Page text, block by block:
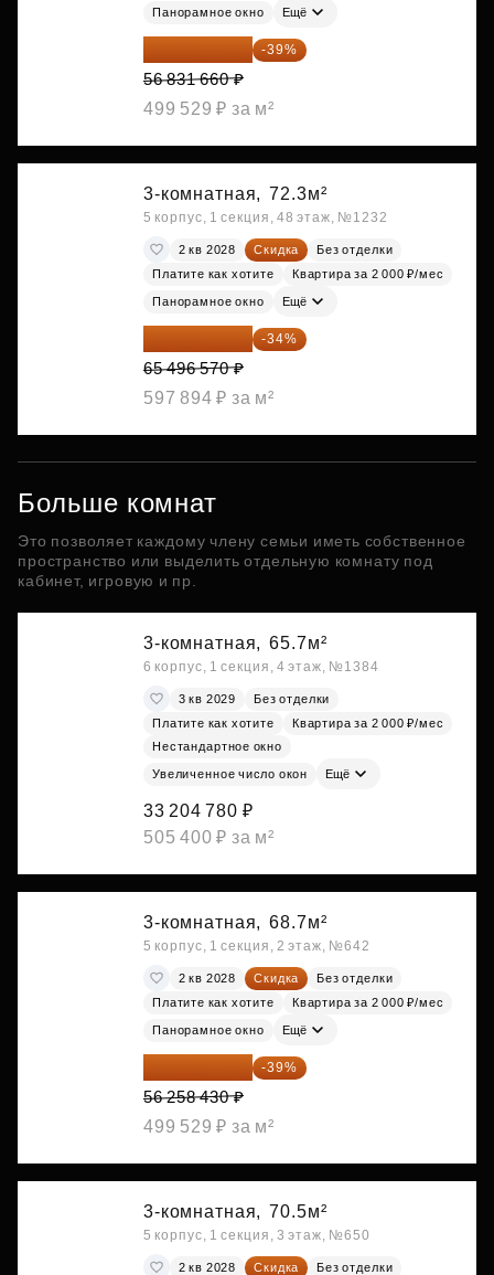
Панорамное окно Ещё
34 667 313 ₽ -39%
56 831 660 ₽
499 529 ₽ за м²
3-комнатная, 72.3м²
5 корпус, 1 секция, 48 этаж, №1232
2 кв 2028 Скидка
Без отделки
Платите как хотите
Квартира за 2 000 ₽/мес
Панорамное окно Ещё
43 227 736 ₽ -34%
65 496 570 ₽
597 894 ₽ за м²
Больше комнат
Это позволяет каждому члену семьи иметь собственное
пространство или выделить отдельную комнату под
кабинет, игровую и пр.
3-комнатная, 65.7м²
6 корпус, 1 секция, 4 этаж, №1384
3 кв 2029
Без отделки
Платите как хотите
Квартира за 2 000 ₽/мес
Нестандартное окно
Увеличенное число окон Ещё
33 204 780 ₽
505 400 ₽ за м²
3-комнатная, 68.7м²
5 корпус, 1 секция, 2 этаж, №642
2 кв 2028 Скидка
Без отделки
Платите как хотите
Квартира за 2 000 ₽/мес
Панорамное окно Ещё
34 317 642 ₽ -39%
56 258 430 ₽
499 529 ₽ за м²
3-комнатная, 70.5м²
5 корпус, 1 секция, 3 этаж, №650
2 кв 2028 Скидка
Без отделки